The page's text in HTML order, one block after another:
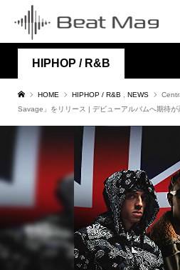
HIPHOP / R&B
HOME HIPHOP / R&B NEWS
Savage」をリリース | デビューアルバムへ期待が